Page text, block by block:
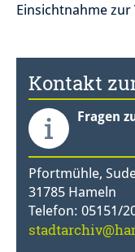
Einsichtnahme zur
Kontakt
Fragen
Pfortmühle,
31785 Hameln
Telefon: 05151/